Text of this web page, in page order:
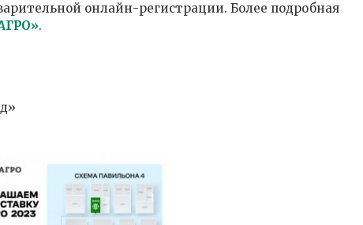
онлайн-регистрации. Более подробная
.